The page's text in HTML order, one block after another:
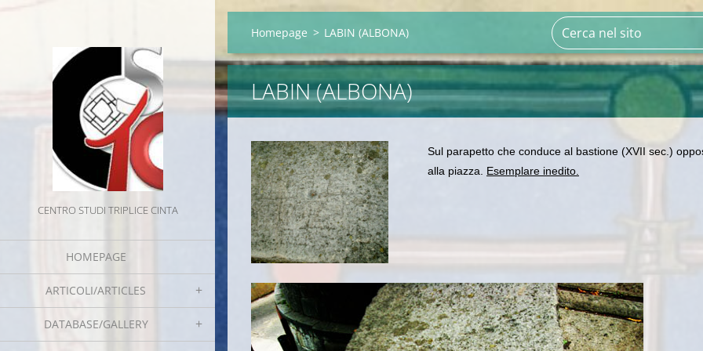
CENTRO STUDI TRIPLICE CINTA
HOMEPAGE
ARTICOLI/ARTICLES
DATABASE/GALLERY
Homepage > LABIN (ALBONA)
LABIN (ALBONA)
Sul parapetto che conduce al bastione (XVII sec.)
alla piazza. Esemplare inedito.